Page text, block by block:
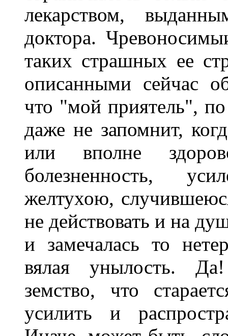
лекарством,
доктора.
таких страшных ее
описанными сейчас
что "мой приятель",
даже не запомнит,
или вполне
болезненность,
желтухою,
не действовать и на
и замечалась то
вялая унылость.
земство, что
усилить и